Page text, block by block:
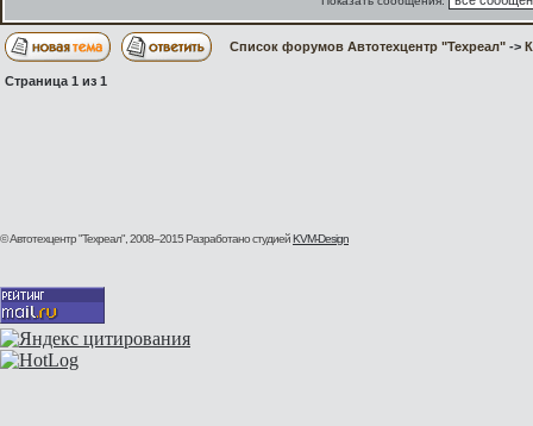
Список форумов Автотехцентр "Техреал" ->
Страница 1 из 1
© Автотехцентр "Техреал", 2008–2015Разработано студиейKVM-Design